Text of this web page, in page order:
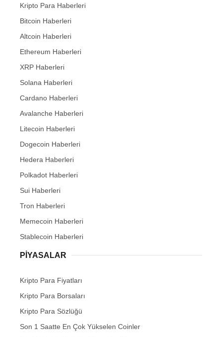
Kripto Para Haberleri
Bitcoin Haberleri
Altcoin Haberleri
Ethereum Haberleri
XRP Haberleri
Solana Haberleri
Cardano Haberleri
Avalanche Haberleri
Litecoin Haberleri
Dogecoin Haberleri
Hedera Haberleri
Polkadot Haberleri
Sui Haberleri
Tron Haberleri
Memecoin Haberleri
Stablecoin Haberleri
PIYASALAR
Kripto Para Fiyatları
Kripto Para Borsaları
Kripto Para Sözlüğü
Son 1 Saatte En Çok Yükselen Coinler